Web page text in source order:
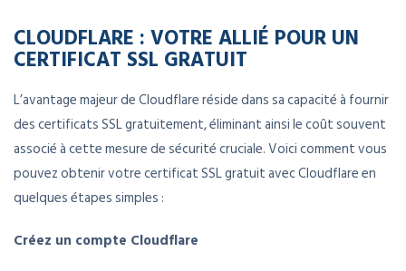
CLOUDFLARE : VOTRE ALLIÉ POUR UN
CERTIFICAT SSL GRATUIT
L’avantage majeur de Cloudflare réside dans sa capacité à fournir
des certificats SSL gratuitement, éliminant ainsi le coût souvent
associé à cette mesure de sécurité cruciale. Voici comment vous
pouvez obtenir votre certificat SSL gratuit avec Cloudflare en
quelques étapes simples :
Créez un compte Cloudflare